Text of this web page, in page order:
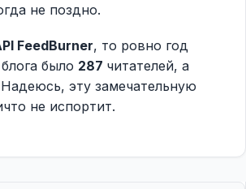
не поздно.
FeedBurner, то ровно год
было 287 читателей, а
эту замечательную
не испортит.